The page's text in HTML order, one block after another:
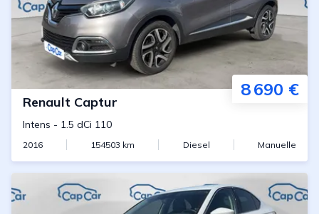
8 690 €
Renault Captur
Intens - 1.5 dCi 110
2016 154503 km Diesel Manuelle